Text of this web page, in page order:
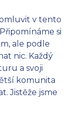
v tento
si
ale podle
nic. Každý
a svoji
komunita
Jistěže jsme